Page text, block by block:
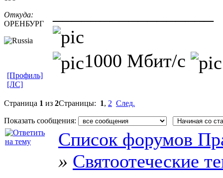
Откуда:
ОРЕНБУРГ
1000 Мбит/с
[Профиль]
[ЛС]
Страница 1 из 2Страницы: 1, 2 След.
Показать сообщения:
Список форумов
» Святоотеческие